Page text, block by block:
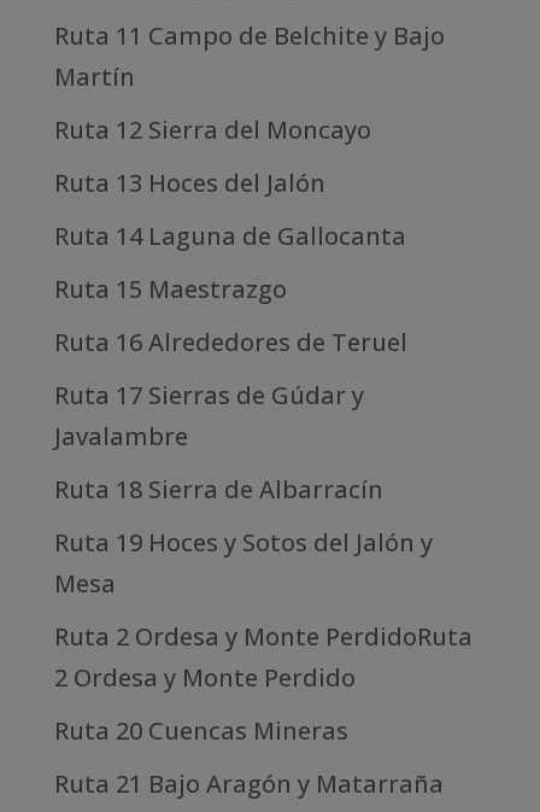
Ruta 11 Campo de Belchite y Bajo
Martín
Ruta 12 Sierra del Moncayo
Ruta 13 Hoces del Jalón
Ruta 14 Laguna de Gallocanta
Ruta 15 Maestrazgo
Ruta 16 Alrededores de Teruel
Ruta 17 Sierras de Gúdar y
Javalambre
Ruta 18 Sierra de Albarracín
Ruta 19 Hoces y Sotos del Jalón y
Mesa
Ruta 2 Ordesa y Monte PerdidoRuta
2 Ordesa y Monte Perdido
Ruta 20 Cuencas Mineras
Ruta 21 Bajo Aragón y Matarraña